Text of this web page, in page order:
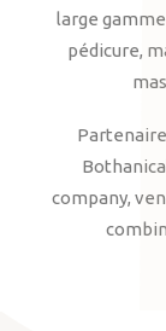
large
pédicure,
Partenaire
company,